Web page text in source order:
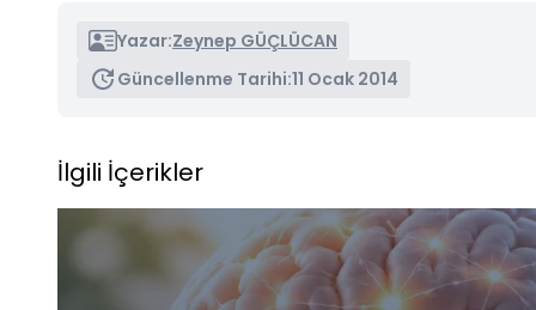
Yazar:Zeynep GÜÇLÜCAN
Güncellenme Tarihi:11 Ocak 2014
İlgili İçerikler